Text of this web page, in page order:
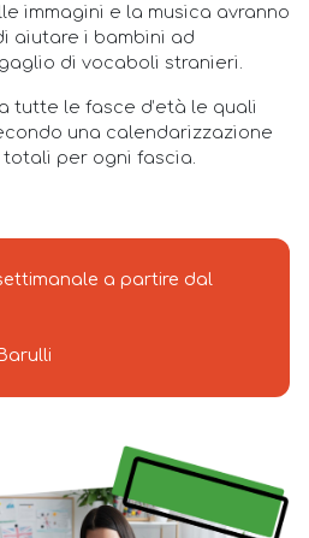
immagini e la musica avranno
aiutare i bambini ad
di vocaboli stranieri.
tutte le fasce d’età le quali
una calendarizzazione
per ogni fascia.
a partire dal